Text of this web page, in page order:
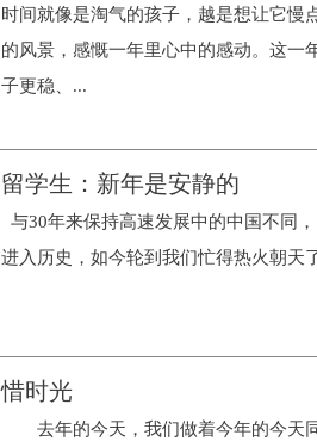
时间就像是淘气的孩子，越是想让它慢
的风景，感慨一年里心中的感动。这一
子更稳、...
留学生：新年是安静的
与30年来保持高速发展中的中国不同
进入历史，如今轮到我们忙得热火朝
惜时光
去年的今天，我们做着今年的今天同